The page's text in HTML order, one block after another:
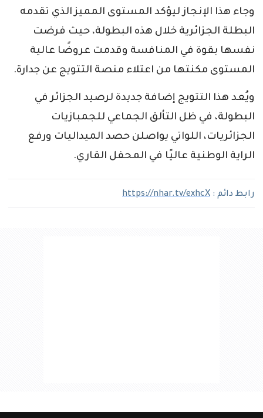
وجاء هذا الإنجاز ليؤكد المستوى المميز الذي تقدمه
البطلة الجزائرية خلال هذه البطولة، حيث فرضت
نفسها بقوة في المنافسة وقدمت عروضًا عالية
المستوى مكنتها من اعتلاء منصة التتويج عن جدارة.
ويُعد هذا التتويج إضافة جديدة لرصيد الجزائر في
البطولة، في ظل التألق الجماعي للجمبازيات
الجزائريات، اللواتي يواصلن حصد الميداليات ورفع
الراية الوطنية عاليًا في المحفل القاري.
رابط دائم : https://nhar.tv/exhcX